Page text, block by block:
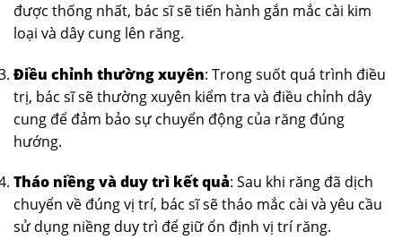
được thống nhất, bác sĩ sẽ tiến hành gắn mắc cài kim
loại và dây cung lên răng.
Điều chỉnh thường xuyên: Trong suốt quá trình điều
trị, bác sĩ sẽ thường xuyên kiểm tra và điều chỉnh dây
cung để đảm bảo sự chuyển động của răng đúng
hướng.
Tháo niềng và duy trì kết quả: Sau khi răng đã dịch
chuyển về đúng vị trí, bác sĩ sẽ tháo mắc cài và yêu cầu
sử dụng niềng duy trì để giữ ổn định vị trí răng.